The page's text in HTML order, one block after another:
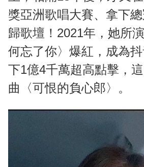
獎亞洲歌唱大賽、拿下
歸歌壇！2021年，她所
何忘了你〉爆紅，成為
下1億4千萬超高點擊，
曲〈可恨的負心郎〉。